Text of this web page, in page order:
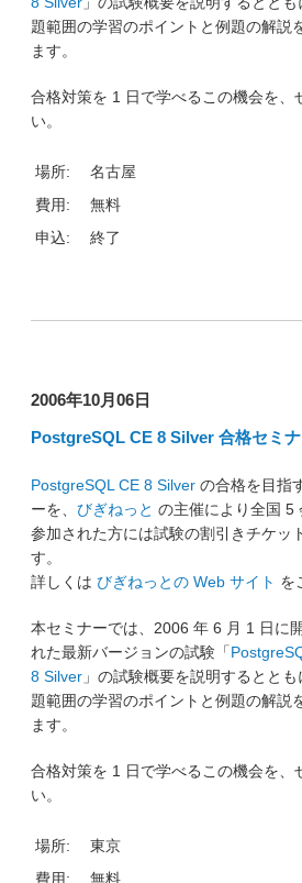
題範囲の学習のポイントと例題の解説
ます。
合格対策を 1 日で学べるこの機会を、
い。
場所:
名古屋
費用:
無料
申込:
終了
2006年10月06日
PostgreSQL CE 8 Silver 合格セミ
PostgreSQL CE 8 Silverの合格を目指
ーを、 びぎねっと の主催により全国 5
参加された方には試験の割引きチケッ
す。
詳しくは びぎねっとの Web サイト を
本セミナーでは、2006 年 6 月 1 日に
れた最新バージョンの試験「
8 Silver」の試験概要を説明するととも
題範囲の学習のポイントと例題の解説
ます。
合格対策を 1 日で学べるこの機会を、
い。
場所:
東京
費用:
無料